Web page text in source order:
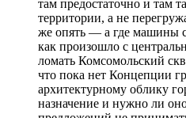
там предостаточно и там
территории, а не
же опять — а где машины
как произошло с
ломать Комсомольский
что пока нет Концепции
архитектурному облику
назначение и нужно ли